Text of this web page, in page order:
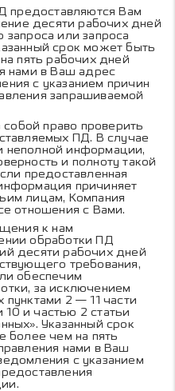
предоставляются Вам
десяти рабочих дней
или запроса
срок может быть
пять рабочих дней
нами в Ваш адрес
с указанием причин
запрашиваемой
собой право проверить
ПД. В случае
неполной информации,
и полноту такой
предоставленная
причиняет
лицам, Компания
отношения с Вами.
к нам
обработки ПД
десяти рабочих дней
требования,
обеспечим
за исключением
пунктами 2 — 11 части
10 и частью 2 статьи
Указанный срок
более чем на пять
нами в Ваш
с указанием